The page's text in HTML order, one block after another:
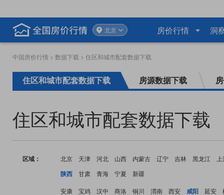
北京 房价行情 洞
中国房价行情 > 数据下载 > 住区和城市配套数据下载
住区和城市配套数据下载 房源数据下载
住区和城市配套数据下载
区域： 北京 天津 河北 山西 内蒙古 辽宁 吉林 黑龙江
陕西 甘肃 青海 宁夏 新疆
安康 宝鸡 汉中 商洛 铜川 渭南 西安 咸阳 延安